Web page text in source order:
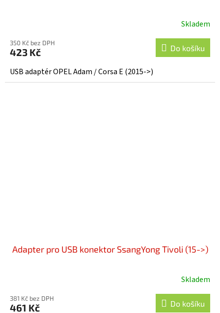
Skladem
350 Kč bez DPH
423 Kč Do košíku
USB adaptér OPEL Adam / Corsa E (2015->)
Adapter pro USB konektor SsangYong Tivoli (15->)
Skladem
381 Kč bez DPH
461 Kč Do košíku